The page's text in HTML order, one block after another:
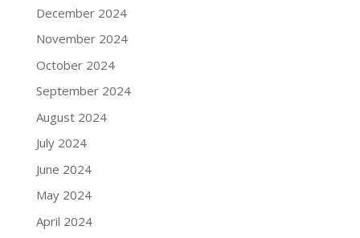
December 2024
November 2024
October 2024
September 2024
August 2024
July 2024
June 2024
May 2024
April 2024